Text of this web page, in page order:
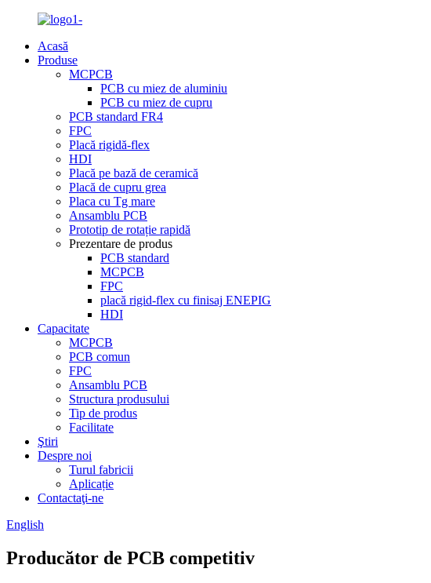
Acasă
Produse
MCPCB
PCB cu miez de aluminiu
PCB cu miez de cupru
PCB standard FR4
FPC
Placă rigidă-flex
HDI
Placă pe bază de ceramică
Placă de cupru grea
Placa cu Tg mare
Ansamblu PCB
Prototip de rotație rapidă
Prezentare de produs
PCB standard
MCPCB
FPC
placă rigid-flex cu finisaj ENEPIG
HDI
Capacitate
MCPCB
PCB comun
FPC
Ansamblu PCB
Structura produsului
Tip de produs
Facilitate
Ştiri
Despre noi
Turul fabricii
Aplicație
Contactaţi-ne
English
Producător de PCB competitiv